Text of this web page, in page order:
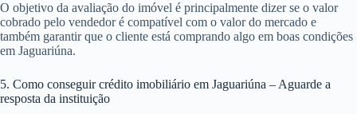
O objetivo da avaliação do imóvel é principalmente dizer se o valor
cobrado pelo vendedor é compatível com o valor do mercado e
também garantir que o cliente está comprando algo em boas condições
em Jaguariúna.
5. Como conseguir crédito imobiliário em Jaguariúna – Aguarde a
resposta da instituição